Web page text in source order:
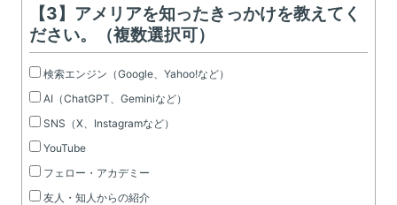
【3】アメリアを知ったきっかけを教えてく
ださい。（複数選択可）
検索エンジン（Google、Yahoo!など）
AI（ChatGPT、Geminiなど）
SNS（X、Instagramなど）
YouTube
フェロー・アカデミー
友人・知人からの紹介